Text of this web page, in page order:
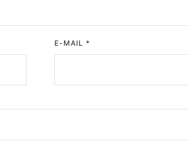
E-MAIL *